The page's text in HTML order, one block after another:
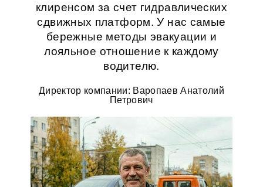
клиренсом за счет гидравлических
сдвижных платформ. У нас самые
бережные методы эвакуации и
лояльное отношение к каждому
водителю.
Директор компании: Варопаев Анатолий
Петрович